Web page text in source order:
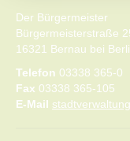
Der Bürgermeister
Bürgermeisterstraße
16321 Bernau bei
Telefon 03338 365-0
Fax 03338 365-105
E-Mail